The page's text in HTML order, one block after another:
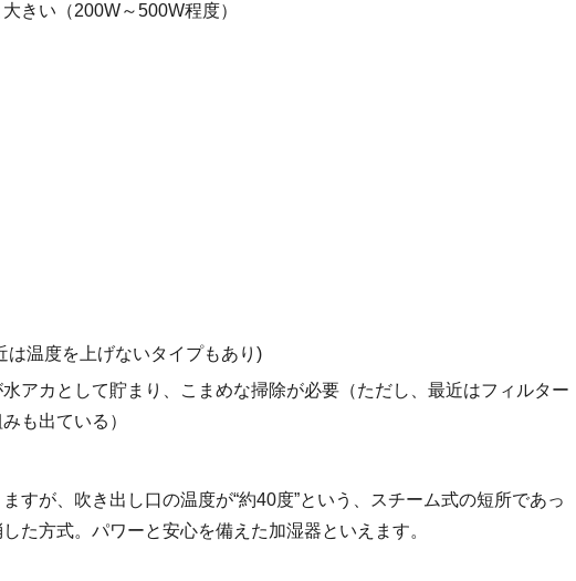
きい（200W～500W程度）
は温度を上げないタイプもあり)
アカとして貯まり、こまめな掃除が必要（ただし、最近はフィルター
も出ている）
すが、吹き出し口の温度が“約40度”という、スチーム式の短所であっ
た方式。パワーと安心を備えた加湿器といえます。